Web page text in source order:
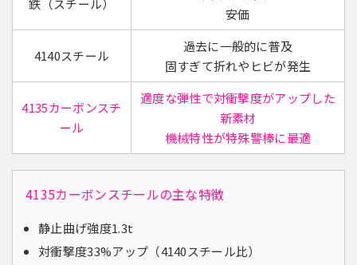
鉄（スチール）
安価
4140スチール
過去に一般的に普及
固すぎて折れやヒビが発生
4135カーボンスチ
ール
適度な弾性で対衝撃度がアップした
新素材
機械特性が特殊警棒に最適
4135カーボンスチールの主な特徴
静止曲げ強度1.3t
対衝撃度33%アップ（4140スチール比）